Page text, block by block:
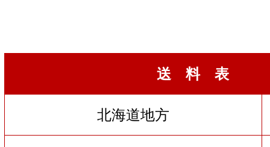
送 料 表
北海道地方